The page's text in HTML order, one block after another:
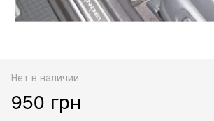
Нет в наличии
950 грн